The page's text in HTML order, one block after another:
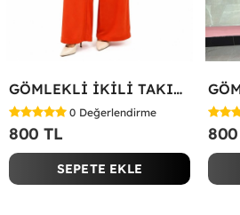
GÖMLEKLİ İKİLİ TAKIM Kırmızı
0 Değerlendirme
800 TL
SEPETE EKLE